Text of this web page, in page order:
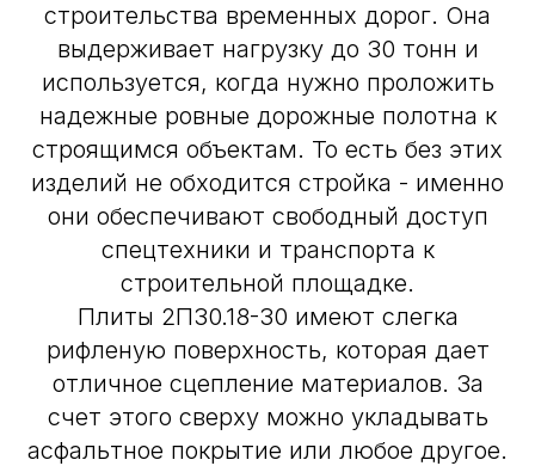
строительства временных дорог. Она
выдерживает нагрузку до 30 тонн и
используется, когда нужно проложить
надежные ровные дорожные полотна к
строящимся объектам. То есть без этих
изделий не обходится стройка - именно
они обеспечивают свободный доступ
спецтехники и транспорта к
строительной площадке.
Плиты 2П30.18-30 имеют слегка
рифленую поверхность, которая дает
отличное сцепление материалов. За
счет этого сверху можно укладывать
асфальтное покрытие или любое другое.